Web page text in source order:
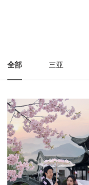
全部 三亚